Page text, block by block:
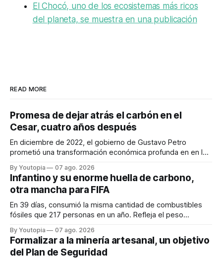
El Chocó, uno de los ecosistemas más ricos
del planeta, se muestra en una publicación
READ MORE
Promesa de dejar atrás el carbón en el
Cesar, cuatro años después
En diciembre de 2022, el gobierno de Gustavo Petro
prometió una transformación económica profunda en en la
By Youtopia 07 ago. 2026
Infantino y su enorme huella de carbono,
otra mancha para FIFA
En 39 días, consumió la misma cantidad de combustibles
fósiles que 217 personas en un año. Refleja el peso
By Youtopia 07 ago. 2026
Formalizar a la minería artesanal, un objetivo
del Plan de Seguridad